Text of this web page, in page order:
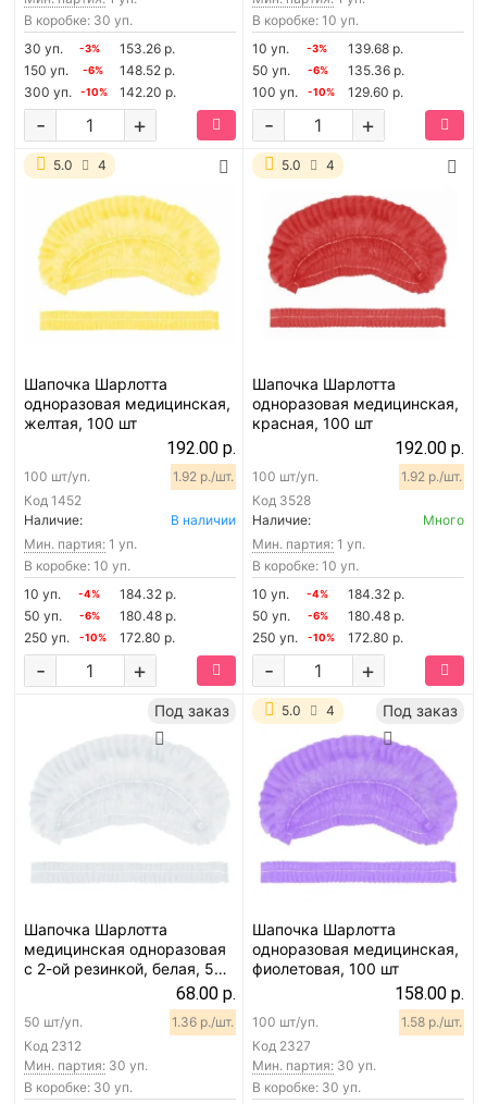
В коробке: 30 уп.
30 уп.
-3%
153.26 р.
150 уп.
-6%
148.52 р.
300 уп.
-10% 142.20 р.
+
-
В коробке: 10 уп.
10 уп.
-3%
139.68 р.
50 уп.
-6%
135.36 р.
100 уп.
-10% 129.60 р.
+
-
5.0 4
Шапочка Шарлотта
одноразовая медицинская,
желтая, 100 шт
192.00 р.
Код 1452
100 шт/уп. 1.92 р./шт.
Наличие:
В наличии
Мин. партия: 1 уп.
В коробке: 10 уп.
10 уп.
-4%
184.32 р.
50 уп.
-6%
180.48 р.
250 уп.
-10% 172.80 р.
+
-
5.0 4
Шапочка Шарлотта
одноразовая медицинская,
красная, 100 шт
192.00 р.
Код 3528
100 шт/уп. 1.92 р./шт.
Наличие:
Много
Мин. партия: 1 уп.
В коробке: 10 уп.
10 уп.
-4%
184.32 р.
50 уп.
-6%
180.48 р.
250 уп.
-10% 172.80 р.
+
-
Под заказ
Шапочка Шарлотта
медицинская одноразовая
с 2-ой резинкой, белая, 50
68.00 р.
Код 2312
50 шт/уп. 1.36 р./шт.
Мин. партия: 30 уп.
В коробке: 30 уп.
5.0 4 Под заказ
Шапочка Шарлотта
одноразовая медицинская,
фиолетовая, 100 шт
158.00 р.
Код 2327
100 шт/уп. 1.58 р./шт.
Мин. партия: 30 уп.
В коробке: 30 уп.